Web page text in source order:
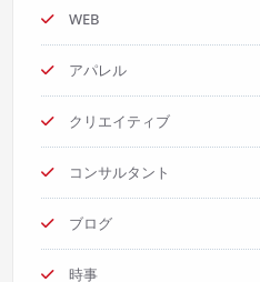
WEB
アパレル
クリエイティブ
コンサルタント
ブログ
時事